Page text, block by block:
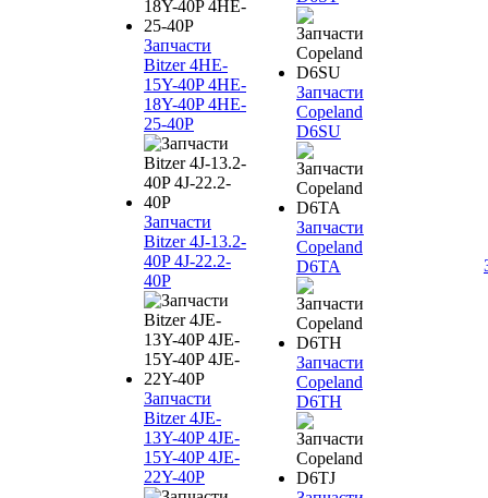
Запчасти
Bitzer 4HE-
15Y-40P 4HE-
18Y-40P 4HE-
25-40P
Запчасти
Bitzer 4J‐13.2-
40P 4J‐22.2-
40P
Запчасти
Bitzer 4JE-
13Y-40P 4JE-
15Y-40P 4JE-
22Y-40P
Запчасти
Copeland
D6SU
Запчасти
Copeland
D6TA
Запчасти
Copeland
D6TH